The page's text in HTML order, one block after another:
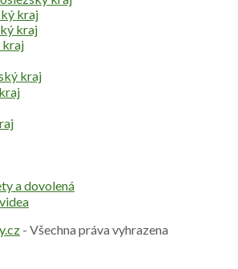
kraj
kraj
kraj
kraj
a dovolená
- Všechna práva vyhrazena